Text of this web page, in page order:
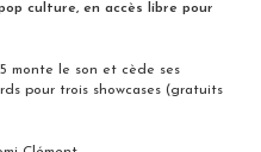
culture, en accès libre pour
monte le son et cède ses
pour trois showcases (gratuits